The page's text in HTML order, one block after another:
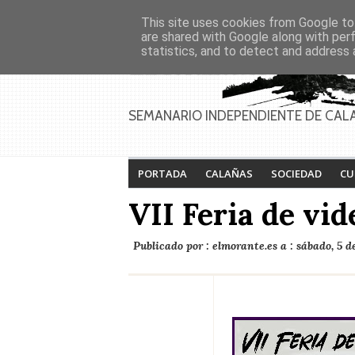
PAGINAS Inicio Contacto Anúnciate
SEMANARIO INDEPENDIENTE DE
PORTADA CALAÑAS SOCIEDAD
VII Feria de
Publicado por : elmorante.es a : sábado, 5
This site uses cookies from Google
are shared with Google along with
statistics, and to detect and address